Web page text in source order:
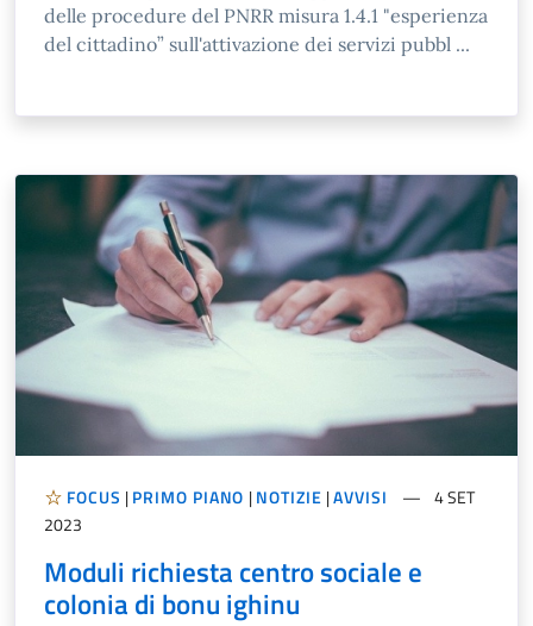
delle procedure del PNRR misura 1.4.1 "esperienza
del cittadino” sull'attivazione dei servizi pubbl ...
FOCUS |PRIMO PIANO |NOTIZIE |AVVISI
4 SET
2023
Moduli richiesta centro sociale e
colonia di bonu ighinu